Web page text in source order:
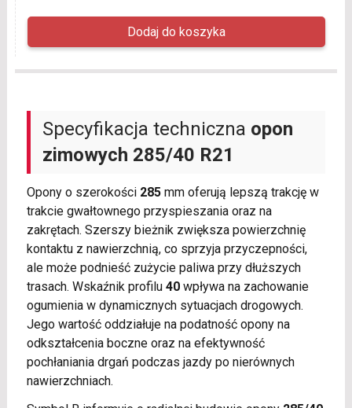
Specyfikacja techniczna opon
zimowych 285/40 R21
Opony o szerokości 285mm oferują lepszą trakcję w
trakcie gwałtownego przyspieszania oraz na
zakrętach. Szerszy bieżnik zwiększa powierzchnię
kontaktu z nawierzchnią, co sprzyja przyczepności,
ale może podnieść zużycie paliwa przy dłuższych
trasach. Wskaźnik profilu 40wpływa na zachowanie
ogumienia w dynamicznych sytuacjach drogowych.
Jego wartość oddziałuje na podatność opony na
odkształcenia boczne oraz na efektywność
pochłaniania drgań podczas jazdy po nierównych
nawierzchniach.